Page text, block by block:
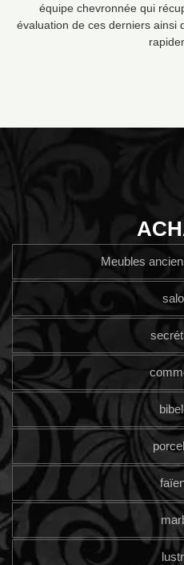
équipe chevronnée qui
évaluation de ces derniers ainsi
Meubles